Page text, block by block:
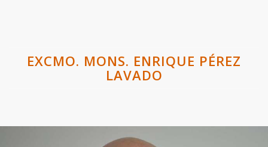
EXCMO. MONS. ENRIQUE PÉREZ
LAVADO